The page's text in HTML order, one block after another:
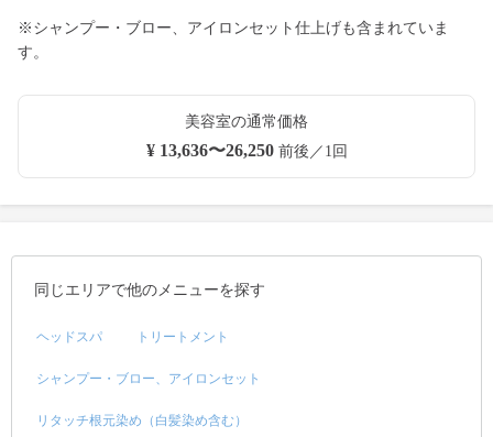
※シャンプー・ブロー、アイロンセット仕上げも含まれていま
す。
美容室の通常価格
¥ 13,636〜26,250前後／1回
同じエリアで他のメニューを探す
ヘッドスパ トリートメント
シャンプー・ブロー、アイロンセット
リタッチ根元染め（白髪染め含む）